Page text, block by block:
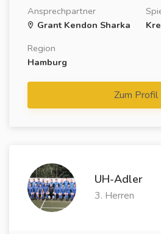
Ansprechpartner
Grant Kendon Sharka
Region
Hamburg
Zum Profil
UH-Adler
3. Herren